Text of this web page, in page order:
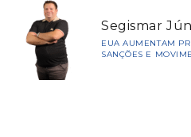
Segismar
EUA AUMENTAM
SANÇÕES E